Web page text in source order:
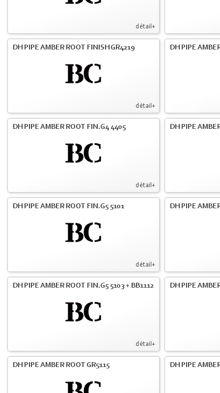
détail+
détail+
DH PIPE AMBER ROOT FINISH GR4219 DH PIPE
détail+
DH PIPE AMBER ROOT FIN.G4 4405 DH PIPE
détail+
DH PIPE AMBER ROOT FIN.G5 5101 DH PIPE
détail+
DH PIPE AMBER ROOT FIN.G5 5103 + BB1112 DH PIPE
DH PIPE AMBER ROOT GR5115 DH PIPE